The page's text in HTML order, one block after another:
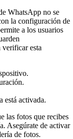
WhatsApp no se
la configuración de
a los usuarios
verificar esta
está activada.
las fotos que recibes
Asegúrate de activar
de fotos.